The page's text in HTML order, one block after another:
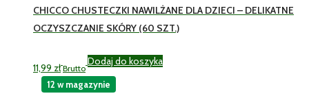
CHICCO CHUSTECZKI NAWILŻANE DLA DZIECI – DELIKATNE
OCZYSZCZANIE SKÓRY (60 SZT.)
11,99 zł Brutto
Dodaj do koszyka
12 w magazynie